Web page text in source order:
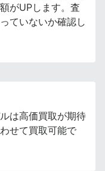
がUPします。査
ていないか確認し
は高価買取が期待
せて買取可能で